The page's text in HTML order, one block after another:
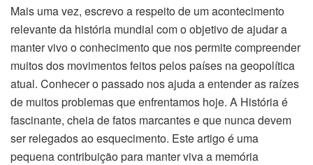
Mais uma vez, escrevo a respeito de um acontecimento
relevante da história mundial com o objetivo de ajudar a
manter vivo o conhecimento que nos permite compreender
muitos dos movimentos feitos pelos países na geopolítica
atual. Conhecer o passado nos ajuda a entender as raízes
de muitos problemas que enfrentamos hoje. A História é
fascinante, cheia de fatos marcantes e que nunca devem
ser relegados ao esquecimento. Este artigo é uma
pequena contribuição para manter viva a memória